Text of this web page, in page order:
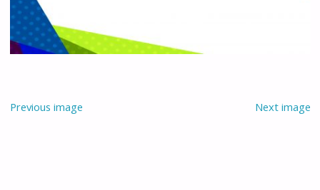
Previous image Next image